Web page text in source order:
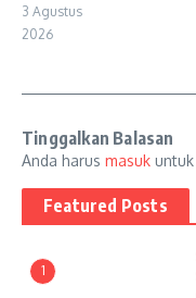
3 Agustus
2026
Tinggalkan Balasan
Anda harus masuk
Featured Posts
1